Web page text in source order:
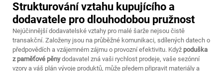
Strukturování vztahu kupujícího a
dodavatele pro dlouhodobou pružnost
Nejúčinnější dodavatelské vztahy pro malé šarže nejsou čistě
transakční. Založeny jsou na průběžné komunikaci, sdílených datech o
předpovědích a vzájemném zájmu o provozní efektivitu. Když poduška
z paměťové pěnydodavatel zná vaši rychlost prodeje, vaše sezónní
vzory a váš plán vývoje produktů, může předem připravit materiály a